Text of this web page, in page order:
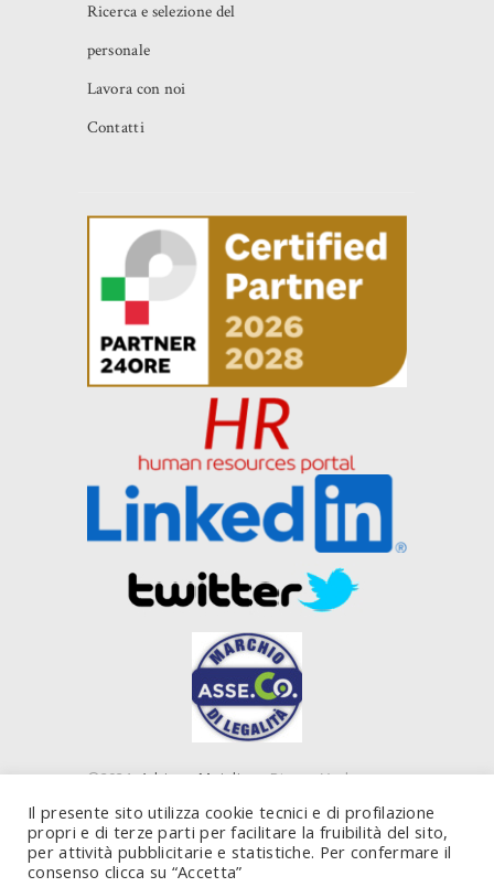
Ricerca e selezione del
personale
Lavora con noi
Contatti
©2021Adriano Majolino- Piazza Verbano,
20124 Milano (MI) - P. IVA 10843450585
Il presente sito utilizza cookie tecnici e di profilazione
propri e di terze parti per facilitare la fruibilità del sito,
per attività pubblicitarie e statistiche. Per confermare il
consenso clicca su “Accetta”